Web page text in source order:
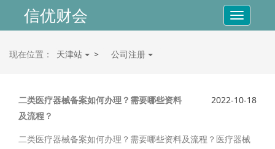
Toggle
信优财会
现在位置： 天津站 > 公司注册
二类医疗器械备案如何办理？需要哪些资料
及流程？
2022-10-18
二类医疗器械备案如何办理？需要哪些资料及流程？医疗器械